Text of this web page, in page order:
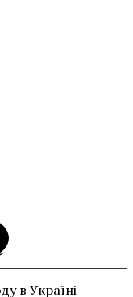
в Україні